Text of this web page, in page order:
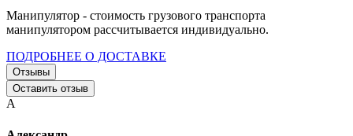
Манипулятор - стоимость грузового транспорта
манипулятором рассчитывается индивидуально.
ПОДРОБНЕЕ О ДОСТАВКЕ
Отзывы
Оставить отзыв
А